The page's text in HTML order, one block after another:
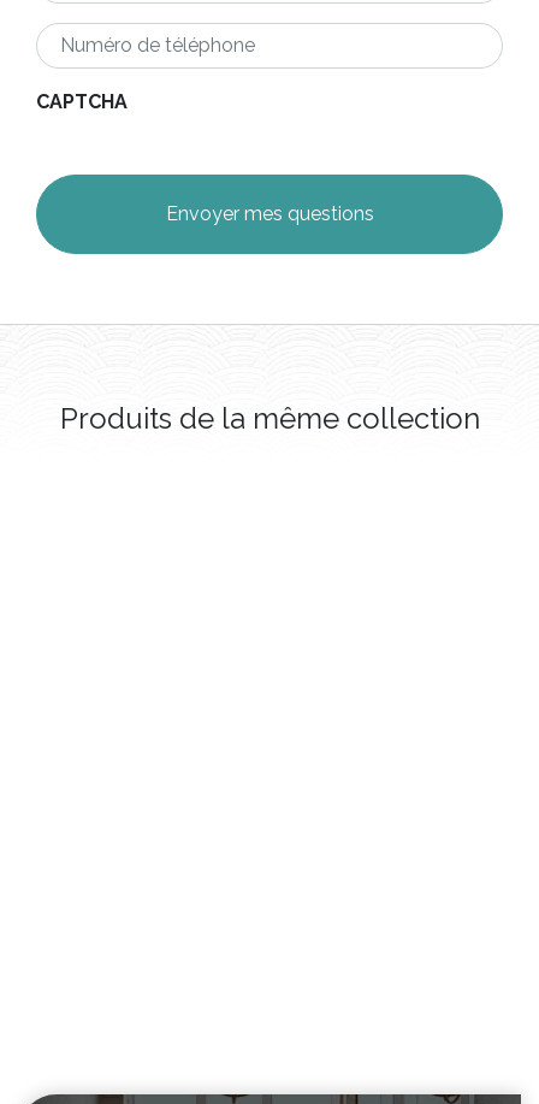
Numéro
de
CAPTCHA
Produits de la même collection